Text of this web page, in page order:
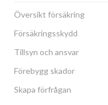
Översikt försäkring
Försäkringsskydd
Tillsyn och ansvar
Förebygg skador
Skapa förfrågan